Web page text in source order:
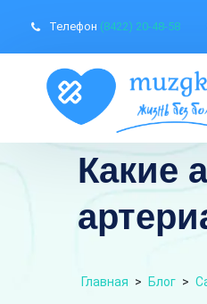
Телефон (8422) 20-48-58
Какие
Главная > Блог >